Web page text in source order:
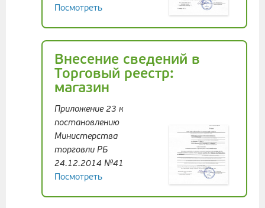
Посмотреть
Внесение сведений в
Торговый реестр:
магазин
Приложение 23 к
постановлению
Министерства
торговли РБ
24.12.2014 №41
Посмотреть